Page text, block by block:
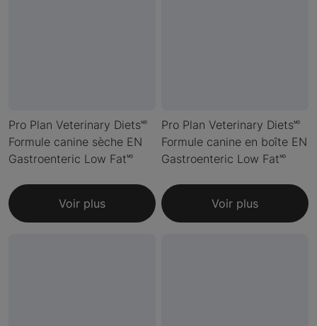
Pro Plan Veterinary Diets🅫
Formule canine sèche EN
Gastroenteric Low Fat🅫
Voir plus
Pro Plan Veterinary Diets🅫
Formule canine en boîte EN
Gastroenteric Low Fat🅫
Voir plus